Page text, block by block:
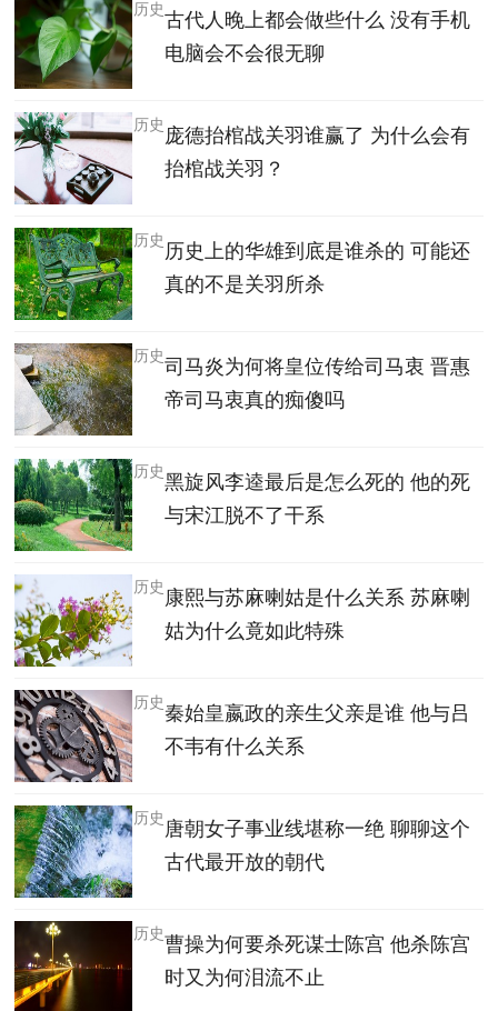
古代人晚上都会做些什么 没有手机
电脑会不会很无聊
历史
庞德抬棺战关羽谁赢了 为什么会有
抬棺战关羽？
历史
历史上的华雄到底是谁杀的 可能还
真的不是关羽所杀
历史
司马炎为何将皇位传给司马衷 晋惠
帝司马衷真的痴傻吗
历史
黑旋风李逵最后是怎么死的 他的死
与宋江脱不了干系
历史
康熙与苏麻喇姑是什么关系 苏麻喇
姑为什么竟如此特殊
历史
秦始皇嬴政的亲生父亲是谁 他与吕
不韦有什么关系
历史
唐朝女子事业线堪称一绝 聊聊这个
古代最开放的朝代
历史
曹操为何要杀死谋士陈宫 他杀陈宫
时又为何泪流不止
历史